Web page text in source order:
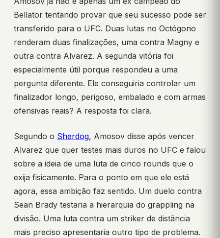
Bellator tentando provar que seu sucesso pode ser
transferido para o UFC. Duas lutas no Octógono
renderam duas finalizações, uma contra Magny e
outra contra Alvarez. A segunda vitória foi
especialmente útil porque respondeu a uma
pergunta diferente. Ele conseguiria controlar um
finalizador longo, perigoso, embalado e com armas
ofensivas reais? A resposta foi clara.
Segundo o Sherdog, Amosov disse após vencer
Alvarez que quer testes mais duros no UFC e falou
sobre a ideia de uma luta de cinco rounds que o
exija fisicamente. Para o ponto em que ele está
agora, essa ambição faz sentido. Um duelo contra
Sean Brady testaria a hierarquia do grappling na
divisão. Uma luta contra um striker de distância
mais preciso apresentaria outro tipo de problema.